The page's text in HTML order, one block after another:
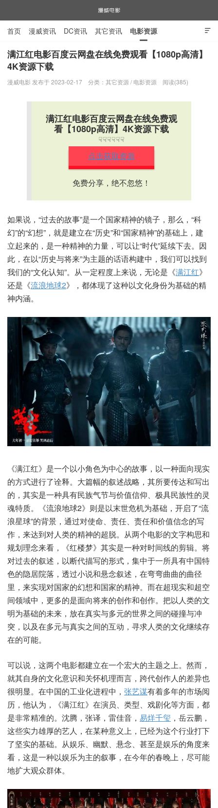
漫威电影

首页 漫威资讯 DC资讯 其它资讯 电影资源
电视剧资源 漫威图片
满江红电影百度云网盘在线免费观看【1080p高清】
4K资源下载
漫威电影 发布于 2023-02-17 分类： 其它资源 / 电影资源 阅读(385)
满江红电影百度云网盘在线免费观
看【1080p高清】4K资源下载
☟☟☟☟☟☟
点击获取资源
免费分享，绝不忽悠！
如果说，“过去的故事”是一个国家精神的镜子，那么，“科
幻”的“幻想”，就是建立在“历史”和“国家精神”的基础上，建
立起来的，是一种精神的力量，可以让“时代”延续下去。因
此，在以“历史与将来”为主题的话语构建中，我们可以找到
我们的“文化认知”。从一定程度上来说，无论是《满江红》
还是《流浪地球2》，都体现了这种以文化身份为基础的精
神内涵。
《满江红》是一个以小角色为中心的故事，以一种面向现实
的方式进行了诠释。大篇幅的叙述战略，其所要传达和写出
的，其实是一种具有民族气节与价值信仰、极具民族性的灵
魂特质。《流浪地球2》则是以末世危机为基础，开启了“流
浪星球”的背景，通过对使命、责任、责任和价值信念的写
作，来达到对人类的精神的超脱。从两个电影的文字构思和
规划理念来看，《红楼梦》其实是一种对时间线的剪辑。将
对过去的叙述，以断代描写的形式，集中于一所具有中国特
色的隐居院落，透过小说和悬念叙述，在弯弯曲曲的曲径
里，来实现对国家的幻想和国家的精神。而在超现实和超空
间领域中，更多的是面向将来的创作和创作。把以人类的文
明为基础的未来，放在真实与多元的世界之间的碰撞与冲
突，以及在多元与真实之间的互动，寻求人类的文化继续存
在的可能。
可以说，这两个电影都建立在一个宏大的主题之上。然而，
就其自身的文化意识和关怀机理而言，跨代创作人的差异也
很明显。在中国的工业化进程中， 张艺谋有着多年的市场阅
历，他认为，《满江红》在演员、类型、戏剧化等方面，都
是非常精准的。沈腾，张译，雷佳音， 易烊千玺 ，岳云鹏，
这些实力雄厚的艺人，在某种意义上，已经为这个行业打下
了坚实的基础。从娱乐、幽默、悬念、甚至是娱乐的角度来
看，这是一种以娱乐为主的叙事，在今年的春晚上，尽可能
地扩大观众群体。